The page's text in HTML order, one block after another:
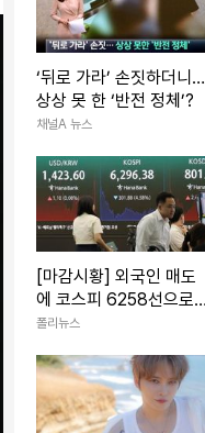
‘뒤로 가라’ 손짓하더니…
상상 못 한 ‘반전 정체’?
채널A 뉴스
[마감시황] 외국인 매도
에 코스피 6258선으로
후퇴 .....2차전지·은행주
폴리뉴스